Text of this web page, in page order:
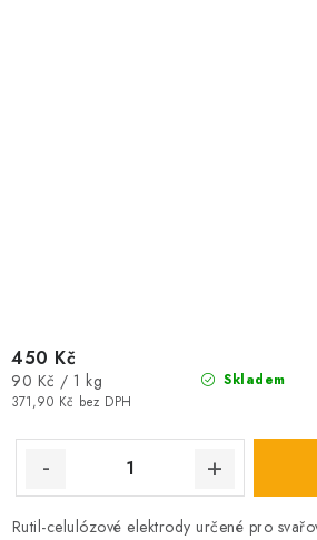
Skladem
371,90 Kč bez DPH
450 Kč
Měrná
cena:
90 Kč / 1 kg
Rutil-celulózové elektrody určené pro